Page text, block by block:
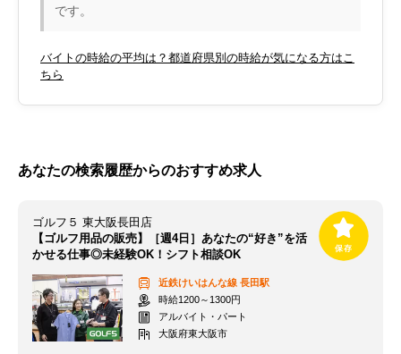
です。
バイトの時給の平均は？都道府県別の時給が気になる方はこ
ちら
あなたの検索履歴からのおすすめ求人
ゴルフ５ 東大阪長田店
【ゴルフ用品の販売】［週4日］あなたの“好き”を活
かせる仕事◎未経験OK！シフト相談OK
近鉄けいはんな線 長田駅
時給1200～1300円
アルバイト・パート
大阪府東大阪市